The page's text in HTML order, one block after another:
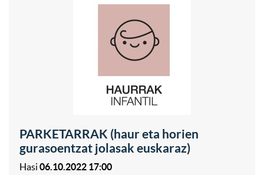
PARKETARRAK (haur eta horien
gurasoentzat jolasak euskaraz)
Hasi 06.10.2022 17:00